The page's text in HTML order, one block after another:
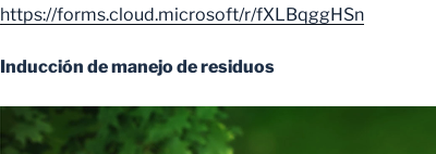
https://forms.cloud.microsoft/r/fXLBqggHSn
Inducción de manejo de residuos